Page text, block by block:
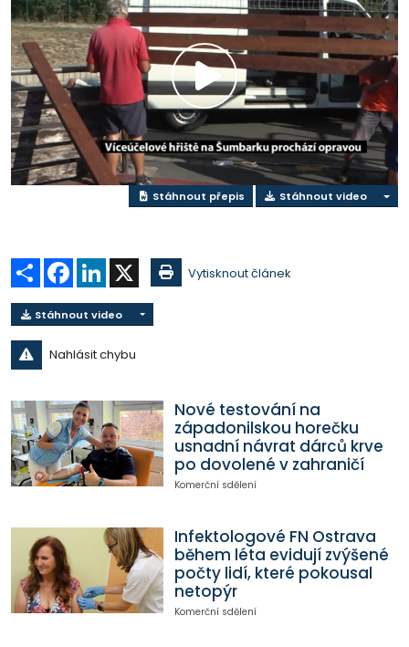
Přehrát
video
Stáhnout přepis Stáhnout video
Sdílet Facebook
LinkedIn Vytisknout článek
Stáhnout video
Nahlásit chybu
Nové testování na
západonilskou horečku
usnadní návrat dárců krve
po dovolené v zahraničí
Komerční sdělení
Infektologové FN Ostrava
během léta evidují zvýšené
počty lidí, které pokousal
netopýr
Komerční sdělení